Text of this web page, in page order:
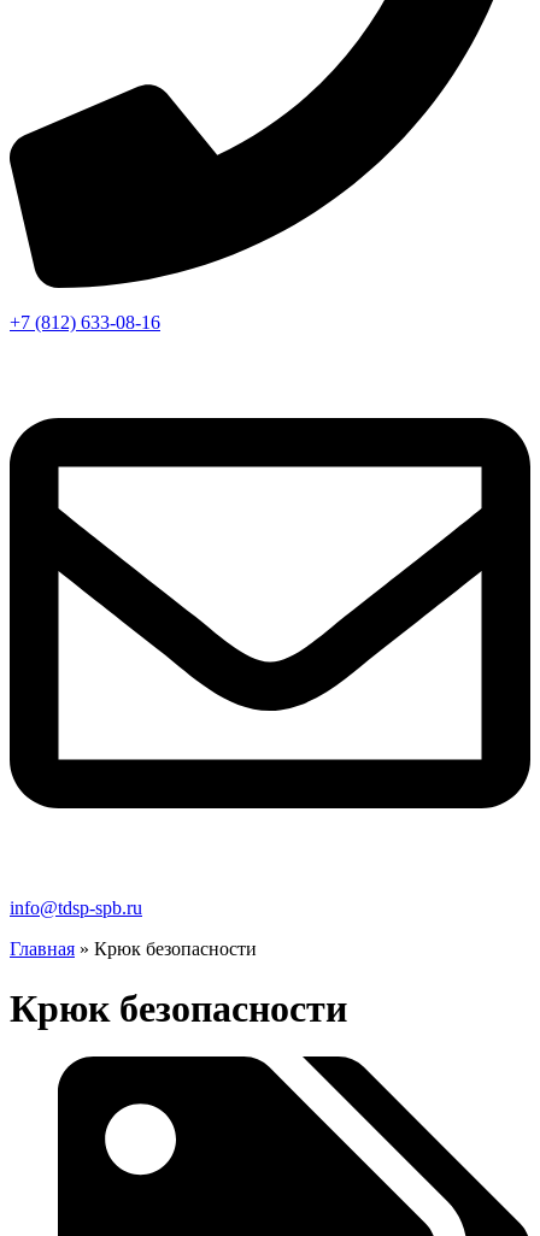
+7 (812) 633-08-16
info@tdsp-spb.ru
Главная » Крюк безопасности
Крюк безопасности